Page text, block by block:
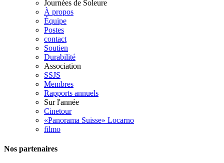
Journées de Soleure
À propos
Équipe
Postes
contact
Soutien
Durabilité
Association
SSJS
Membres
Rapports annuels
Sur l'année
Cinetour
«Panorama Suisse» Locarno
filmo
Nos partenaires